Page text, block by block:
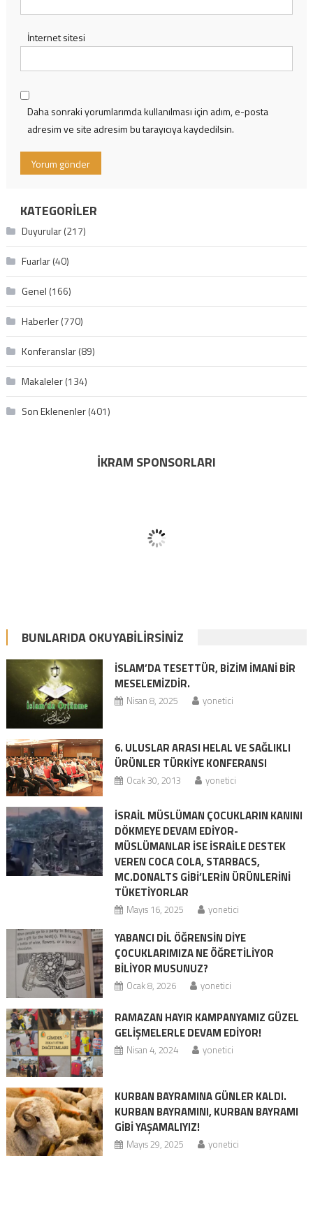
İnternet sitesi
Daha sonraki yorumlarımda kullanılması için adım, e-posta
adresim ve site adresim bu tarayıcıya kaydedilsin.
KATEGORILER
Duyurular(217)
Fuarlar(40)
Genel (166)
Haberler(770)
Konferanslar(89)
Makaleler(134)
Son Eklenenler(401)
İKRAM SPONSORLARI
BUNLARIDA OKUYABILIRSINIZ
ISLAM’DA TESETTÜR, BİZİM İMANİ BİR
MESELEMİZDİR.
Nisan 8, 2025 yonetici
6. ULUSLAR ARASI HELAL VE SAĞLIKLI
ÜRÜNLER TÜRKİYE KONFERANSI
Ocak 30, 2013 yonetici
İSRAİL MÜSLÜMAN ÇOCUKLARIN KANINI
DÖKMEYE DEVAM EDİYOR-
MÜSLÜMANLAR İSE İSRAİLE DESTEK
VEREN COCA COLA, STARBACS,
MC.DONALTS GİBİ’LERİN ÜRÜNLERİNİ
TÜKETİYORLAR
Mayıs 16, 2025 yonetici
YABANCI DİL ÖĞRENSİN DİYE
ÇOCUKLARIMIZA NE ÖĞRETİLİYOR
BİLİYOR MUSUNUZ?
Ocak 8, 2026 yonetici
RAMAZAN HAYIR KAMPANYAMIZ GÜZEL
GELİŞMELERLE DEVAM EDİYOR!
Nisan 4, 2024 yonetici
KURBAN BAYRAMINA GÜNLER KALDI.
KURBAN BAYRAMINI, KURBAN BAYRAMI
GİBİ YAŞAMALIYIZ!
Mayıs 29, 2025 yonetici